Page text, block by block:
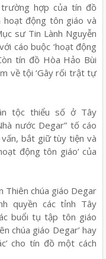
hợp của tín đồ
hoạt động tôn giáo và
sư Tin Lành Nguyễn
cáo buộc ‘hoạt động
tín đồ Hòa Hảo Bùi
về tội ‘Gây rối trật tự
tộc thiểu số ở Tây
nước Degar” tố cáo
bắt giữ tùy tiện và
động tôn giáo’ của
Thiên chúa giáo Degar
quyền các tỉnh Tây
buổi tụ tập tôn giáo
chúa giáo Degar’ hay
cho tín đồ một cách